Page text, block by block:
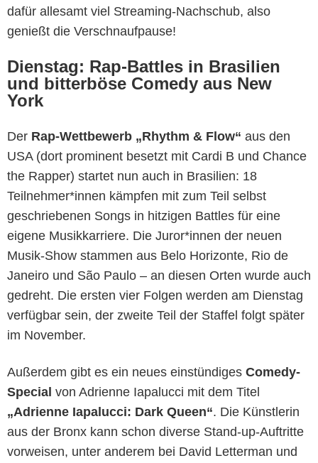
dafür allesamt viel Streaming-Nachschub, also
genießt die Verschnaufpause!
Dienstag: Rap-Battles in Brasilien
und bitterböse Comedy aus New
York
Der Rap-Wettbewerb „Rhythm & Flow“ aus den
USA (dort prominent besetzt mit Cardi B und Chance
the Rapper) startet nun auch in Brasilien: 18
Teilnehmer*innen kämpfen mit zum Teil selbst
geschriebenen Songs in hitzigen Battles für eine
eigene Musikkarriere. Die Juror*innen der neuen
Musik-Show stammen aus Belo Horizonte, Rio de
Janeiro und São Paulo – an diesen Orten wurde auch
gedreht. Die ersten vier Folgen werden am Dienstag
verfügbar sein, der zweite Teil der Staffel folgt später
im November.
Außerdem gibt es ein neues einstündiges Comedy-
Special von Adrienne Iapalucci mit dem Titel
„Adrienne Iapalucci: Dark Queen“. Die Künstlerin
aus der Bronx kann schon diverse Stand-up-Auftritte
vorweisen, unter anderem bei David Letterman und